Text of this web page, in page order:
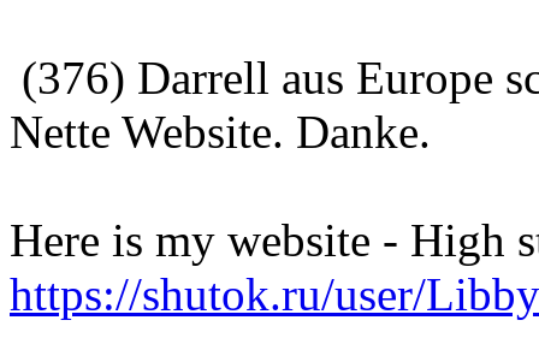
(376) Darrell aus Europe
Nette Website. Danke.
Here is my website - High
https://shutok.ru/user/